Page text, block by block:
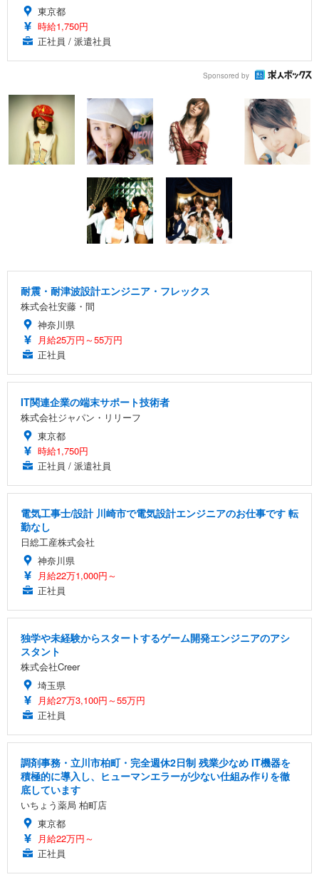
東京都
時給1,750円
正社員 / 派遣社員
Sponsored by
耐震・耐津波設計エンジニア・フレックス
株式会社安藤・間
神奈川県
月給25万円～55万円
正社員
IT関連企業の端末サポート技術者
株式会社ジャパン・リリーフ
東京都
時給1,750円
正社員 / 派遣社員
電気工事士/設計 川崎市で電気設計エンジニアのお仕事です 転
勤なし
日総工産株式会社
神奈川県
月給22万1,000円～
正社員
独学や未経験からスタートするゲーム開発エンジニアのアシ
スタント
株式会社Creer
埼玉県
月給27万3,100円～55万円
正社員
調剤事務・立川市柏町・完全週休2日制 残業少なめ IT機器を
積極的に導入し、ヒューマンエラーが少ない仕組み作りを徹
底しています
いちょう薬局 柏町店
東京都
月給22万円～
正社員